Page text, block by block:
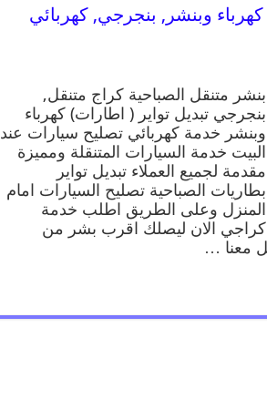
بنشر متنقل | كراج الصباحية 99007355 كهرباء وبنشر, بنجرجي, كهربائي
بنشر متنقل الصباحية كراج متنقل,
بنجرجي تبديل تواير ( اطارات) كهرباء
وبنشر خدمة كهربائي تصليح سيارات عند
البيت خدمة السيارات المتنقلة ومميزة
مقدمة لجميع العملاء تبديل تواير
بطاريات الصباحية تصليح السيارات امام
المنزل وعلى الطريق اطلب خدمة
كراجي الان ليصلك اقرب بشر من